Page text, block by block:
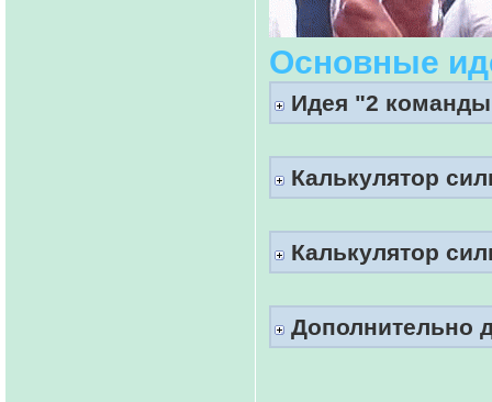
Основные
Идея "2 команды
Калькулятор
Калькулятор
Дополнительно